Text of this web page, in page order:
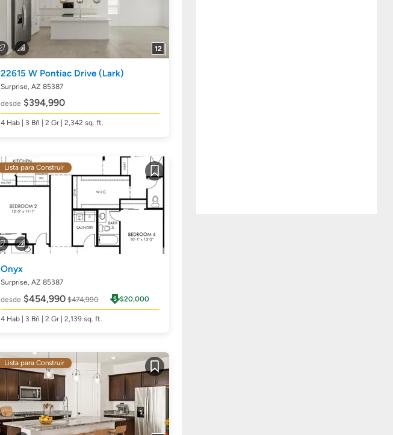
12
22615 W Pontiac Drive (Lark)
Surprise, AZ 85387
desde $394,990
4 Hab| 3 Bñ | 2 Gr | 2,342 sq. ft.
Guardar
Lista para Construir
Onyx
Surprise, AZ 85387
desde $454,990 $474,990 $20,000
4 Hab| 3 Bñ | 2 Gr | 2,139 sq. ft.
Guardar
Lista para Construir